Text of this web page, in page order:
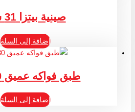
صينية بيتزا 31 سم
إضافة إلى السلة
طبق فواكه عميق 30 سم
إضافة إلى السلة